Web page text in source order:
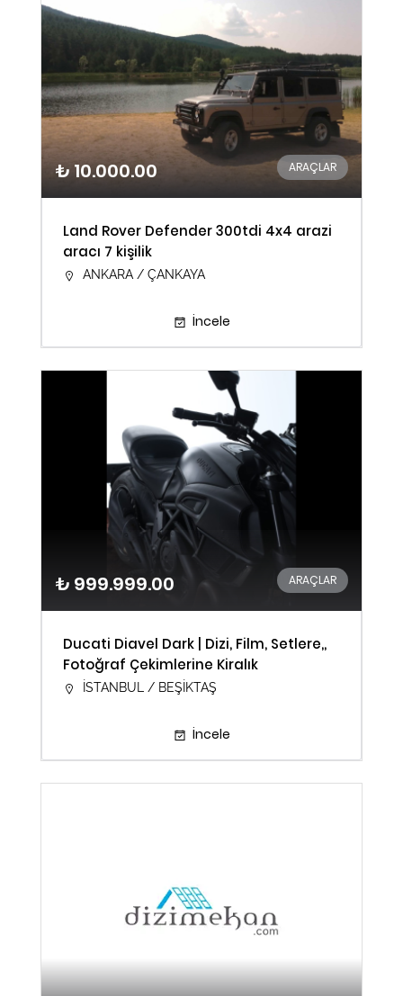
₺ 10.000.00 ARAÇLAR
Land Rover Defender 300tdi 4x4 arazi
aracı 7 kişilik
ANKARA / ÇANKAYA
İncele
₺ 999.999.00 ARAÇLAR
Ducati Diavel Dark | Dizi, Film, Setlere,,
Fotoğraf Çekimlerine Kiralık
İSTANBUL / BEŞİKTAŞ
İncele